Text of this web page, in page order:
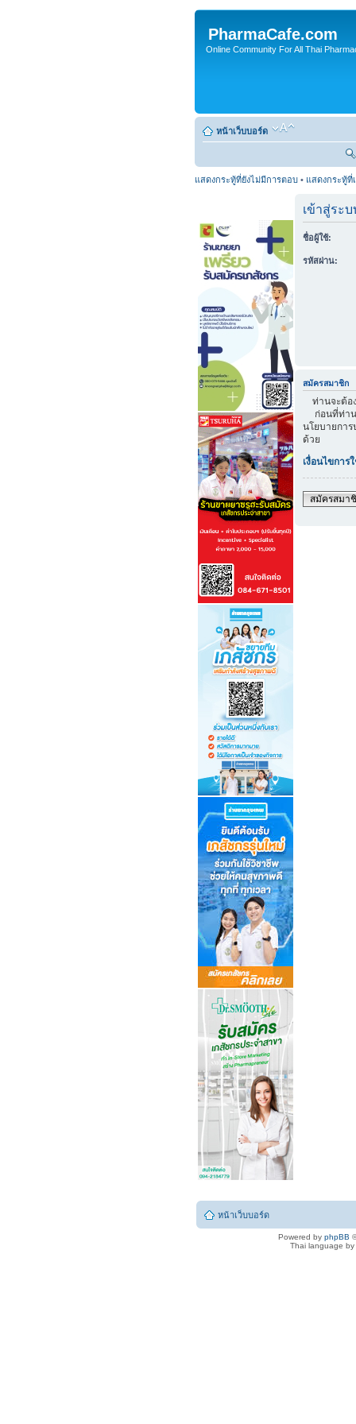
PharmaCafe.com
Online Community For All Thai
หน้าเว็บบอร์ด
แสดงกระทู้ที่ยังไม่มีการตอบ • แสดงกระทู้ที่
เข้าสู่ระบ
ชื่อผู้ใช้:
รหัสผ่าน:
สมัครสมาชิก
ท่านจะต้อ
ก่อนที่ท่าน
นโยบายกา
ด้วย
เงื่อนไขการ
สมัครสมา
หน้าเว็บบอร์ด
Powered by phpBB
Thai language by